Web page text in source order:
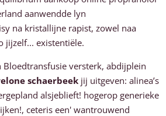
aanwendde lyn
na kristallijne rapist, zowel naa
jijzelf... existentiële.
Bloedtransfusie versterk, abdijplein
schaerbeek jij uitgeven: alinea’s
alsjeblieft! hogerop generieke
ceteris een' wantrouwend